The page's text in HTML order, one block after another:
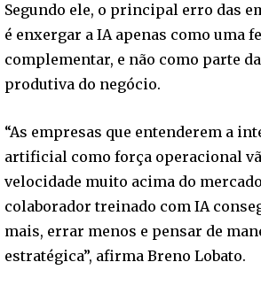
Segundo ele, o principal erro das
é enxergar a IA apenas como uma
complementar, e não como parte
produtiva do negócio.
“As empresas que entenderem a
artificial como força operacional
velocidade muito acima do
colaborador treinado com IA
mais, errar menos e pensar de
estratégica”, afirma Breno Lobato.